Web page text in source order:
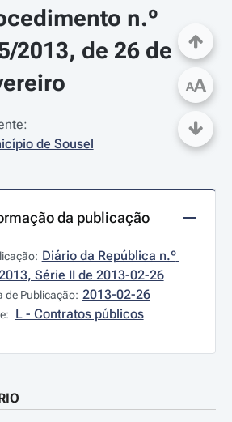
n.º
2013, de 26 de
de Sousel
da publicação
Diário da República n.º
Série II de 2013-02-26
de Publicação: 2013-02-26
L - Contratos públicos
AA